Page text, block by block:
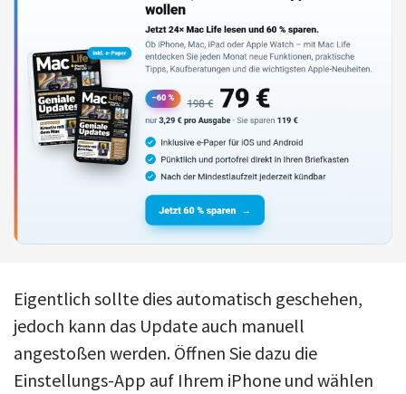
Eigentlich sollte dies automatisch geschehen,
jedoch kann das Update auch manuell
angestoßen werden. Öffnen Sie dazu die
Einstellungs-App auf Ihrem iPhone und wählen